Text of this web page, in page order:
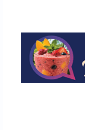
- ולא שיש
איך אפשר
מול צבא
חודשים
ביותר
הגיוני, כמו
הזו